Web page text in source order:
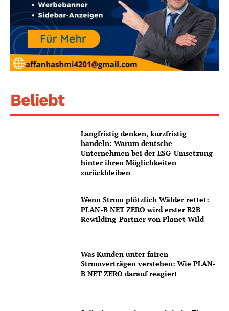
Beliebt
Langfristig denken, kurzfristig
handeln: Warum deutsche
Unternehmen bei der ESG-Umsetzung
hinter ihren Möglichkeiten
zurückbleiben
Wenn Strom plötzlich Wälder rettet:
PLAN-B NET ZERO wird erster B2B
Rewilding-Partner von Planet Wild
Was Kunden unter fairen
Stromverträgen verstehen: Wie PLAN-
B NET ZERO darauf reagiert